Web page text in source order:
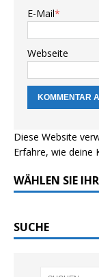
E-Mail*
Webseite
Diese Website
Erfahre, wie deine
WÄHLEN SIE
SUCHE